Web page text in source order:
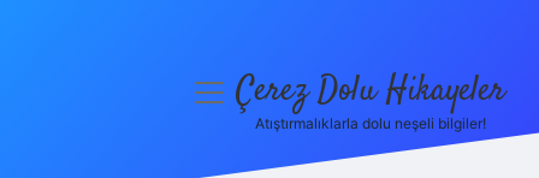
menüyüÇerez Dolu Hikayeler
Atıştırmalıklarla dolu neşeli bilgiler!